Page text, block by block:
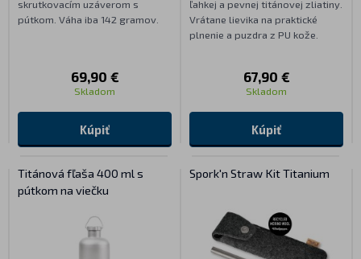
skrutkovacím uzáverom s
pútkom. Váha iba 142 gramov.
69,90 €
Skladom
Kúpiť
ľahkej a pevnej titánovej zliatiny.
Vrátane lievika na praktické
plnenie a puzdra z PU kože.
67,90 €
Skladom
Kúpiť
Titánová fľaša 400 ml s
pútkom na viečku
Spork'n Straw Kit Titanium